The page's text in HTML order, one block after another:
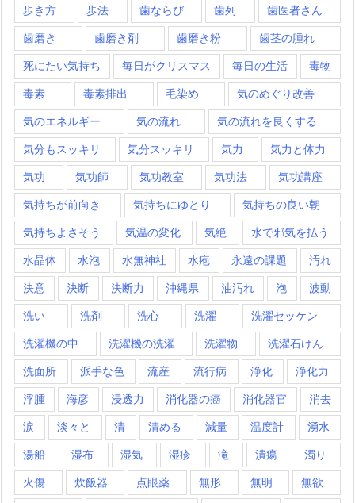
歩き方 歩法 歯ならび 歯列 歯医者さん
歯磨き 歯磨き剤 歯磨き粉 歯茎の腫れ
死にたい気持ち 毎日がクリスマス 毎日の生活 毒物
毒素 毒素排出 毛染め 気のめぐり改善
気のエネルギー 気の流れ 気の流れを良くする
気分もスッキリ 気分スッキリ 気力 気力と体力
気功 気功師 気功教室 気功法 気功講座
気持ちが前向き 気持ちにゆとり 気持ちの良い朝
気持ちよさそう 気温の変化 気絶 水で邪気を払う
水晶体 水泡 水無神社 水疱 永遠の課題 汚れ
決意 決断 決断力 沖縄県 油汚れ 泡 波動
洗い 洗剤 洗心 洗濯 洗濯セッケン
洗濯機の中 洗濯機の洗濯 洗濯物 洗濯石けん
洗面所 派手な色 流産 流行病 浄化 浄化力
浮腫 海彦 浸透力 消化器の癌 消化器官 消去
涙 淡々と 清 清める 減量 温度計 湧水
湯船 湿布 湿気 湿疹 滝 潰瘍 濁り
火傷 炊飯器 点眼薬 無形 無明 無欲